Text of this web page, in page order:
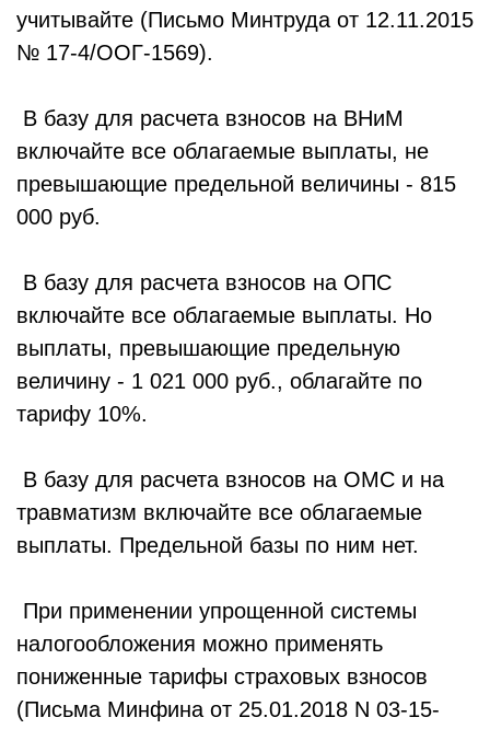
учитывайте (Письмо Минтруда от 12.11.2015
№ 17-4/ООГ-1569).
В базу для расчета взносов на ВНиМ
включайте все облагаемые выплаты, не
превышающие предельной величины - 815
000 руб.
В базу для расчета взносов на ОПС
включайте все облагаемые выплаты. Но
выплаты, превышающие предельную
величину - 1 021 000 руб., облагайте по
тарифу 10%.
В базу для расчета взносов на ОМС и на
травматизм включайте все облагаемые
выплаты. Предельной базы по ним нет.
При применении упрощенной системы
налогообложения можно применять
пониженные тарифы страховых взносов
(Письма Минфина от 25.01.2018 N 03-15-